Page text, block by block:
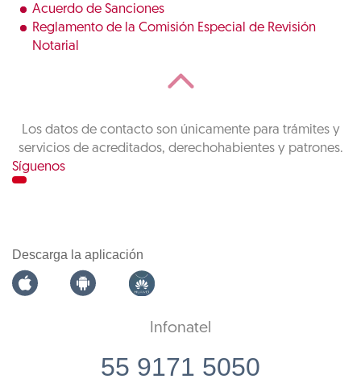
Acuerdo de Sanciones
Reglamento de la Comisión Especial de Revisión
Notarial
Los datos de contacto son únicamente para trámites y
servicios de acreditados, derechohabientes y patrones.
Síguenos
Descarga la aplicación
Infonatel
55 9171 5050